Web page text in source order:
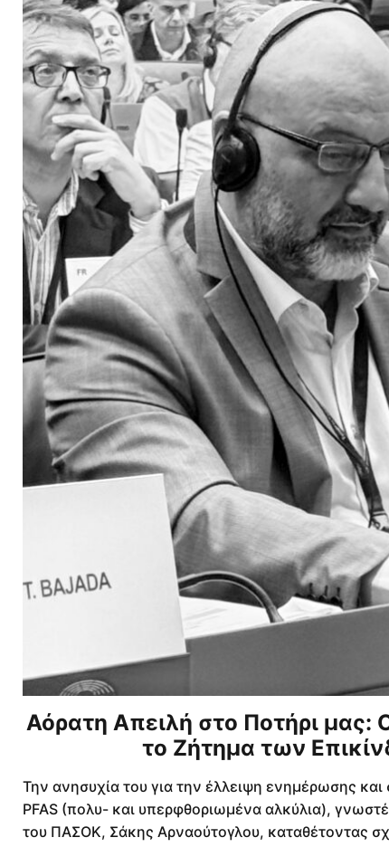
Αόρατη Απειλή στο Ποτήρι μας:
το Ζήτημα των
Την ανησυχία του για την έλλειψη ενημέρωσης
PFAS (πολυ- και υπερφθοριωμένα αλκύλια),
του ΠΑΣΟΚ, Σάκης Αρναούτογλου, καταθέτοντας